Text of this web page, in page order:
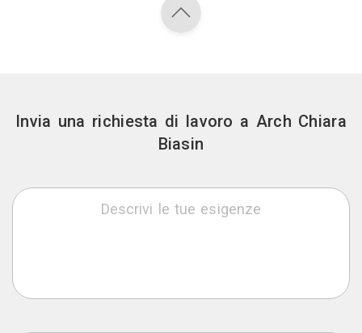
Invia una richiesta di lavoro a Arch Chiara
Biasin